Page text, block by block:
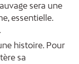
sera une
essentielle.
histoire. Pour
sa